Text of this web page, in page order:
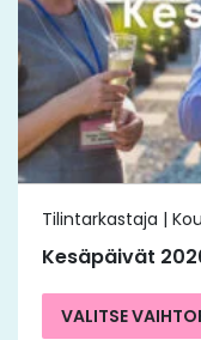
Tilintarkastaja |
Kesäpäivät
VALITSE